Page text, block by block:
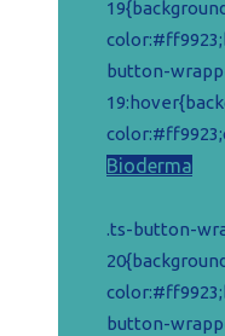
button-
Bioderma
.ts-button-
button-